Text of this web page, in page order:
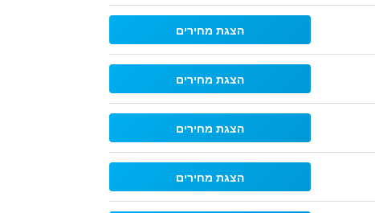
הצגת מחירים
הצגת מחירים
הצגת מחירים
הצגת מחירים